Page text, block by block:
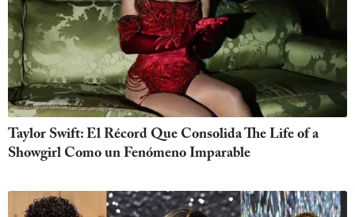
Taylor Swift: El Récord Que Consolida The Life of a
Showgirl Como un Fenómeno Imparable